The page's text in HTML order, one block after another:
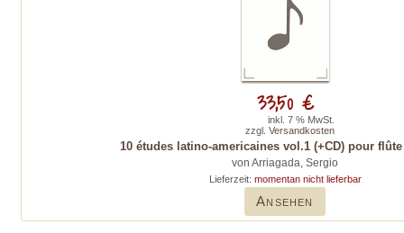
10 études latino-americaines vol.1 (+CD) pour
von Arriagada, Sergio
Lieferzeit: momentan nicht lieferbar
Ansehen
33,50 €
inkl. 7 % MwSt.
zzgl. Versandkosten